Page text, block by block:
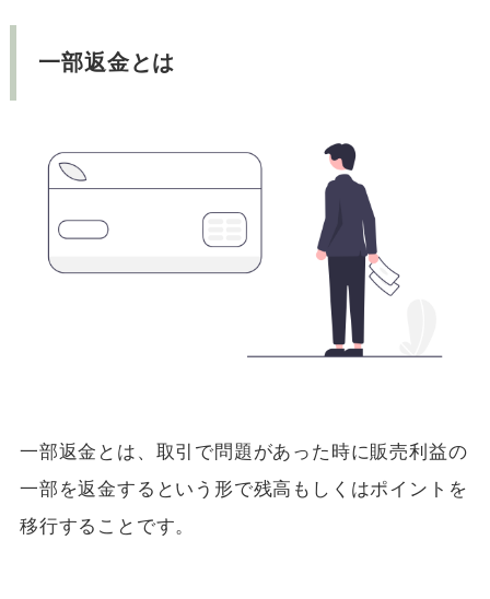
一部返金とは
一部返金とは、取引で問題があった時に販売利益の
一部を返金するという形で残高もしくはポイントを
移行することです。